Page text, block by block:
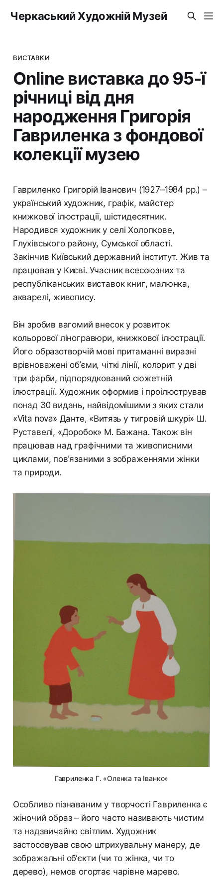
Черкаський Художній Музей
ВИСТАВКИ
Online виставка до 95-ї
річниці від дня
народження Григорія
Гавриленка з фондової
колекції музею
Гавриленко Григорій Іванович (1927–1984 рр.) –
український художник, графік, майстер
книжкової ілюстрації, шістидесятник.
Народився художник у селі Холопкове,
Глухівського району, Сумської області.
Закінчив Київський державний інститут. Жив та
працював у Києві. Учасник всесоюзних та
республіканських виставок книг, малюнка,
акварелі, живопису.
Він зробив вагомий внесок у розвиток
кольорової ліногравюри, книжкової ілюстрації.
Його образотворчій мові притаманні виразні
врівноважені об’єми, чіткі лінії, колорит у дві
три фарби, підпорядкований сюжетній
ілюстрації. Художник оформив і проілюстрував
понад 30 видань, найвідомішими з яких стали
«Vita nova» Данте, «Витязь у тигровій шкурі» Ш.
Руставелі, «Доробок» М. Бажана. Також він
працював над графічними та живописними
циклами, пов’язаними з зображеннями жінки
та природи.
Гавриленка Г. «Оленка та Іванко»
Особливо пізнаваним у творчості Гавриленка є
жіночий образ – його часто називають чистим
та надзвичайно світлим. Художник
застосовував свою штрихувальну манеру, де
зображальні об’єкти (чи то жінка, чи то
дерево), немов огортає чарівне марево.